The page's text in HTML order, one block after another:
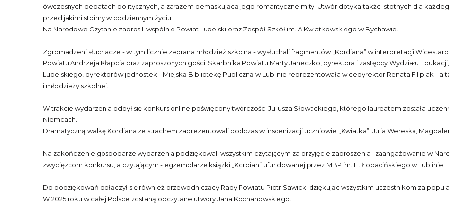
ówczesnych debatach politycznych, a zarazem demaskującą jego romantyczne mity. Utwór dotyka także istotnych dla
przed jakimi stoimy w codziennym życiu.
Na Narodowe Czytanie zaprosili wspólnie Powiat Lubelski oraz Zespół Szkół im. A Kwiatkowskiego w Bychawie.
Zgromadzeni słuchacze - w tym licznie zebrana młodzież szkolna - wysłuchali fragmentów „Kordiana” w interpretacji
Powiatu Andrzeja Kłapcia oraz zaproszonych gości: Skarbnika Powiatu Marty Janeczko, dyrektora i zastępcy Wydziału
Lubelskiego, dyrektorów jednostek - Miejską Bibliotekę Publiczną w Lublinie reprezentowała wicedyrektor Renata Filipiak - a
i młodzieży szkolnej.
W trakcie wydarzenia odbył się konkurs online poświęcony twórczości Juliusza Słowackiego, którego laureatem została
Niemcach.
Dramatyczną walkę Kordiana ze strachem zaprezentowali podczas w inscenizacji uczniowie ,,Kwiatka”: Julia Wereska,
Na zakończenie gospodarze wydarzenia podziękowali wszystkim czytającym za przyjęcie zaproszenia i zaangażowanie w
zwycięzcom konkursu, a czytającym - egzemplarze książki „Kordian” ufundowanej przez MBP im. H. Łopacińskiego w Lublinie.
Do podziękowań dołączył się również przewodniczący Rady Powiatu Piotr Sawicki dziękując wszystkim uczestnikom za
W 2025 roku w całej Polsce zostaną odczytane utwory Jana Kochanowskiego.